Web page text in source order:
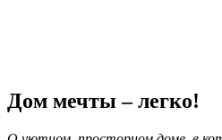
Дом мечты – легко!